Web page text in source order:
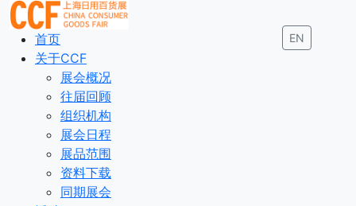
EN
首页
关于CCF
展会概况
往届回顾
组织机构
展会日程
展品范围
资料下载
同期展会